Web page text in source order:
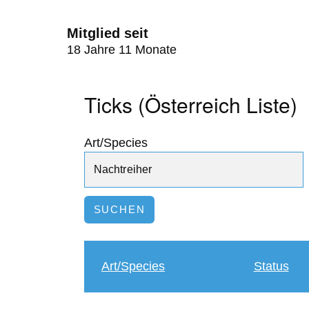
Mitglied seit
18 Jahre 11 Monate
Ticks (Österreich Liste)
Art/Species
Art/Species Status